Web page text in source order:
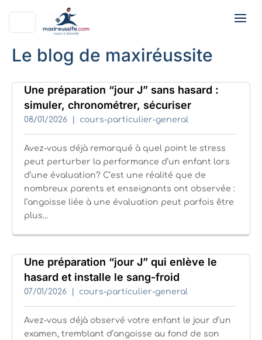
Le blog de maxiréussite
Une préparation “jour J” sans hasard :
simuler, chronométrer, sécuriser
08/01/2026 cours-particulier-general
Avez-vous déjà remarqué à quel point le stress
peut perturber la performance d’un enfant lors
d’une évaluation? C’est une réalité que de
nombreux parents et enseignants ont observée :
l’angoisse liée à une évaluation peut parfois être
plus...
Une préparation “jour J” qui enlève le
hasard et installe le sang-froid
07/01/2026 cours-particulier-general
Avez-vous déjà observé votre enfant le jour d’un
examen, tremblant d’angoisse au fond de son